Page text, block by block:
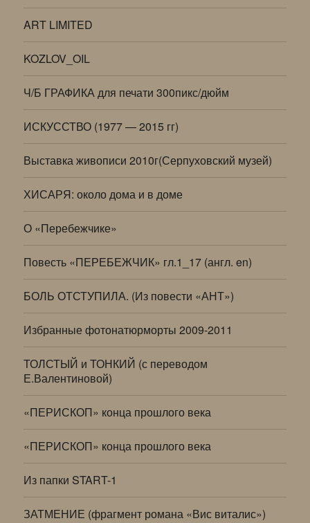
ART LIMITED
KOZLOV_OIL
Ч/Б ГРАФИКА для печати 300пикс/дюйм
ИСКУССТВО (1977 — 2015 гг)
Выставка живописи 2010г(Серпуховский музей)
ХИСАРЯ: около дома и в доме
О «Перебежчике»
Повесть «ПЕРЕБЕЖЧИК» гл.1_17 (англ. en)
БОЛЬ ОТСТУПИЛА. (Из повести «АНТ»)
Избранные фотонатюрморты 2009-2011
ТОЛСТЫЙ и ТОНКИЙ (с переводом
Е.Валентиновой)
«ПЕРИСКОП» конца прошлого века
«ПЕРИСКОП» конца прошлого века
Из папки START-1
ЗАТМЕНИЕ (фрагмент романа «Вис виталис»)